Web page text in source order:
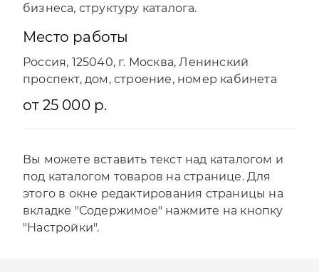
бизнеса, структуру каталога.
Место работы
Россия, 125040, г. Москва, Ленинский
проспект, дом, строение, номер кабинета
от 25 000 р.
Вы можете вставить текст над каталогом и
под каталогом товаров на странице. Для
этого в окне редактирования страницы на
вкладке "Содержимое" нажмите на кнопку
"Настройки".
конфиденциальности